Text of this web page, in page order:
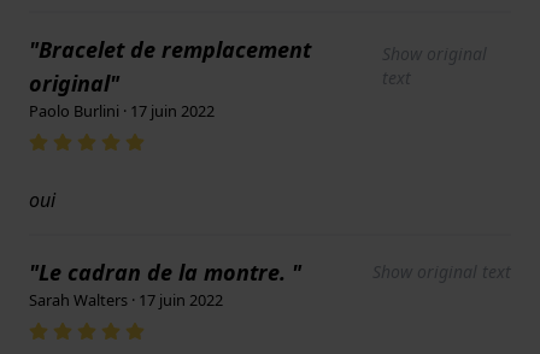
"Bracelet de remplacement
original"
Show original
text
Paolo Burlini · 17 juin 2022
oui
"Le cadran de la montre. " Show original text
Sarah Walters · 17 juin 2022